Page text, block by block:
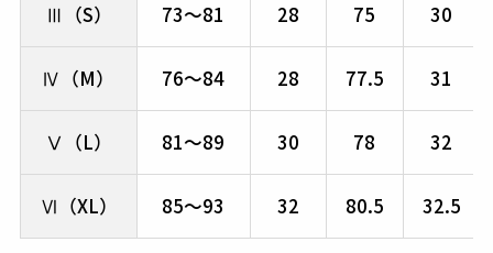
Ⅲ（S） 73～81 28 75 30
Ⅳ（M） 76～84 28 77.5 31
Ⅴ（L） 81～89 30 78 32
Ⅵ（XL） 85～93 32 80.5 32.5